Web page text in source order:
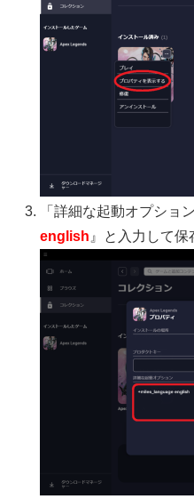
「詳細な起動オプショ
english 』と入力して保